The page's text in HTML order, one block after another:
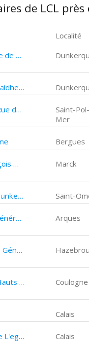
de LCL
Localité
LCL Dunkerque 1396 Avenue de Rosendaël
LCL Dunkerque 28 Avenue Faidherbe
LCL Saint-Pol-Sur-Mer 269 Rue de La République
Saint-
Mer
Bergues
LCL Marck 157 Avenue François Mitterrand Marck
LCL Saint-Omer 36 Rue de Dunkerque Saint-
LCL Arques 11 Avenue Du Général de Gaulle Arques
LCL Hazebrouck 46 Place Du Général de Gaulle
LCL Coulogne 172 Rue des Hauts Champs Coulogne
Calais
LCL Calais 1667 Boulevard de L'egalité Calais